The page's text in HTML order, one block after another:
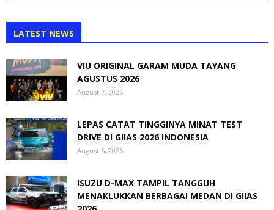
LATEST NEWS
VIU ORIGINAL GARAM MUDA TAYANG
AGUSTUS 2026
August 7, 2026
LEPAS CATAT TINGGINYA MINAT TEST
DRIVE DI GIIAS 2026 INDONESIA
August 5, 2026
ISUZU D-MAX TAMPIL TANGGUH
MENAKLUKKAN BERBAGAI MEDAN DI GIIAS